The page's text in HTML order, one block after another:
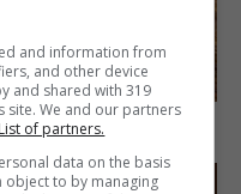
al latte
and information from
and other device
and shared with 319
site. We and our partners
List of partners.
data on the basis
object to by managing